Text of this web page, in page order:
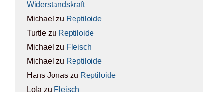
Wider­stands­kraft
Michael zu Rep­ti­lo­ide
Turtle zu Rep­ti­lo­ide
Michael zu Fleisch
Michael zu Rep­ti­lo­ide
Hans Jonas zu Rep­ti­lo­ide
Lola zu Fleisch